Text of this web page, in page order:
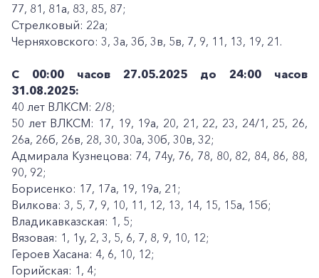
77, 81, 81а, 83, 85, 87;
Стрелковый: 22а;
Черняховского: 3, 3а, 3б, 3в, 5в, 7, 9, 11, 13, 19, 21.
С 00:00 часов 27.05.2025 до 24:00 часов
31.08.2025:
40 лет ВЛКСМ: 2/8;
50 лет ВЛКСМ: 17, 19, 19а, 20, 21, 22, 23, 24/1, 25, 26,
26а, 26б, 26в, 28, 30, 30а, 30б, 30в, 32;
Адмирала Кузнецова: 74, 74у, 76, 78, 80, 82, 84, 86, 88,
90, 92;
Борисенко: 17, 17а, 19, 19а, 21;
Вилкова: 3, 5, 7, 9, 10, 11, 12, 13, 14, 15, 15а, 15б;
Владикавказская: 1, 5;
Вязовая: 1, 1у, 2, 3, 5, 6, 7, 8, 9, 10, 12;
Героев Хасана: 4, 6, 10, 12;
Горийская: 1, 4;